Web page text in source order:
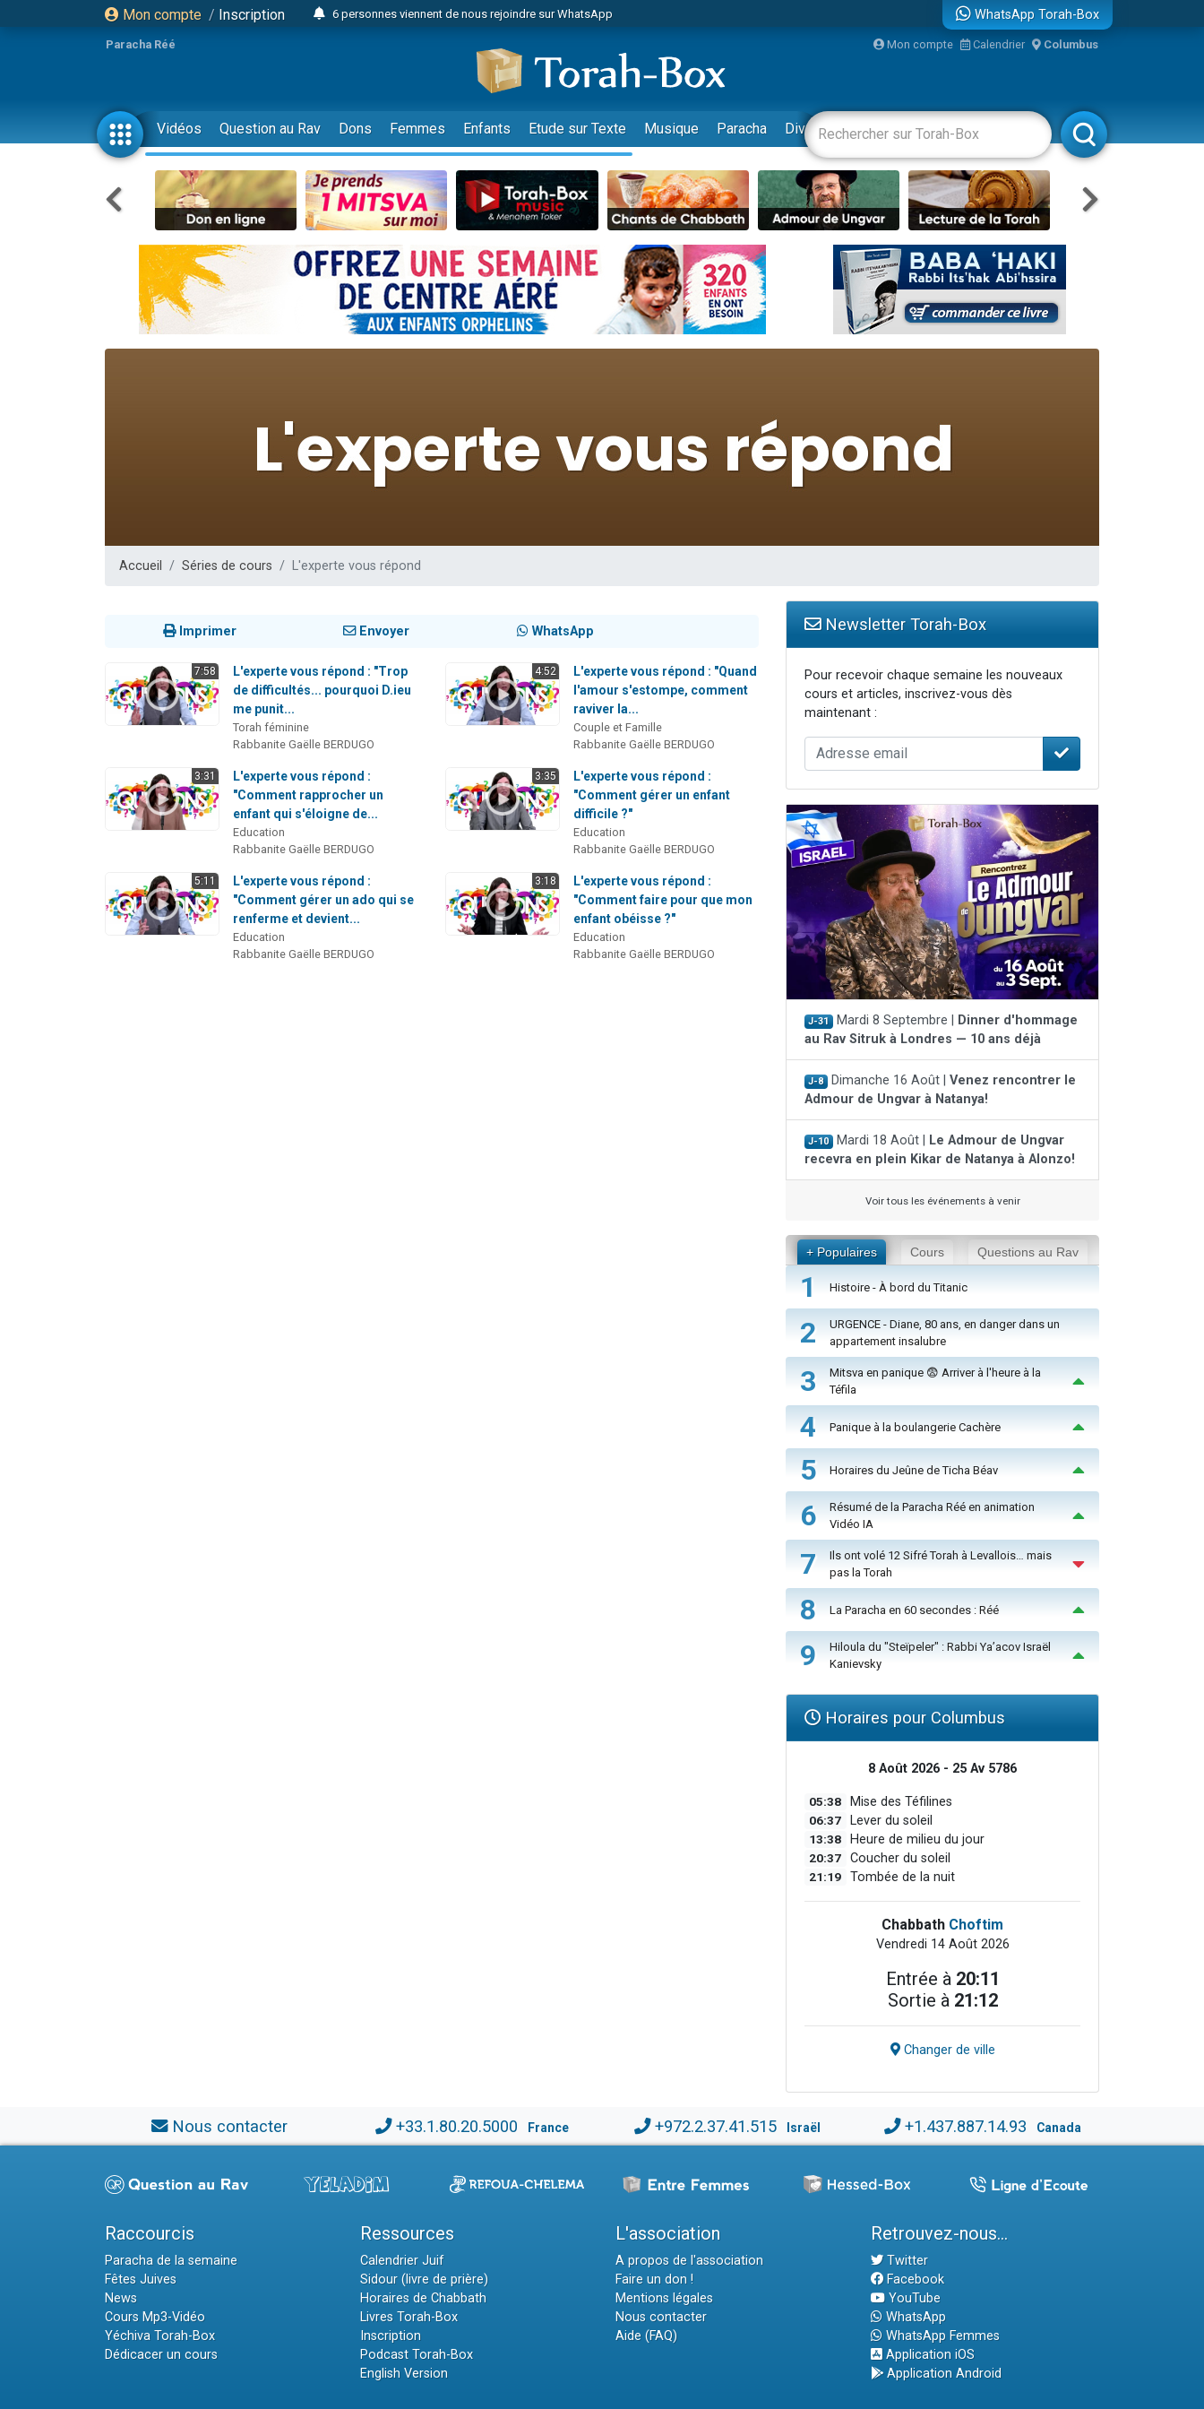
Mon compte / Inscription
6 personnes viennent de nous rejoindre sur WhatsApp
2 personnes viennent de faire un don pour 1 Journée de Vacances Pour les Enfants
17 personnes viennent de demander une bénédiction
4 personnes viennent de nous rejoindre sur WhatsApp
Il reste 49 places pour étudier en groupe sur Zoom
23 personnes viennent de faire un don pour Diane, 80 ans, dans un appartement insalubre
Eva vient de donner son Maasser
4 personnes viennent de nous rejoindre sur WhatsApp
3 personnes viennent de nous rejoindre sur WhatsApp
3 personnes viennent de faire un don pour 5 jours de vacances aux Orphelins
Odaya vient de donner son Maasser
13 personnes viennent de demander une bénédiction
12 nouvelles musiques dans Torah-Box Music
3 personnes viennent de nous rejoindre sur WhatsApp
WhatsApp Torah-Box
Paracha Réé Mon compte Calendrier Columbus
Vidéos Question au Rav Dons Femmes Enfants Etude sur Texte Musique Paracha Divertissements Livres Rabbanim
Accueil Séries de cours L'experte vous répond
Imprimer Envoyer WhatsApp
7:58
L'experte vous répond : "Trop
de difficultés... pourquoi D.ieu
me punit...
Torah féminine
Rabbanite Gaëlle BERDUGO
4:52
L'experte vous répond : "Quand
l'amour s'estompe, comment
raviver la...
Couple et Famille
Rabbanite Gaëlle BERDUGO
3:31
L'experte vous répond :
"Comment rapprocher un
enfant qui s'éloigne de...
Education
Rabbanite Gaëlle BERDUGO
3:35
L'experte vous répond :
"Comment gérer un enfant
difficile ?"
Education
Rabbanite Gaëlle BERDUGO
5:11
L'experte vous répond :
"Comment gérer un ado qui se
renferme et devient...
Education
Rabbanite Gaëlle BERDUGO
3:18
L'experte vous répond :
"Comment faire pour que mon
enfant obéisse ?"
Education
Rabbanite Gaëlle BERDUGO
Newsletter Torah-Box
Pour recevoir chaque semaine les nouveaux
cours et articles, inscrivez-vous dès
maintenant :
J-31 Mardi 8 Septembre |
Dinner d'hommage
au Rav Sitruk à Londres — 10 ans déjà
J-8 Dimanche 16 Août | Venez rencontrer le
Admour de Ungvar à Natanya!
J-10 Mardi 18 Août |
Le Admour de Ungvar
recevra en plein Kikar de Natanya à Alonzo!
Voir tous les événements à venir
+ Populaires Cours Questions au Rav
1 Histoire - À bord du Titanic
2
URGENCE - Diane, 80 ans, en danger dans un
appartement insalubre
3
Mitsva en panique 😨 Arriver à l'heure à la
Téfila
4 Panique à la boulangerie Cachère
5 Horaires du Jeûne de Ticha Béav
6
Résumé de la Paracha Réé en animation
Vidéo IA
7
Ils ont volé 12 Sifré Torah à Levallois… mais
pas la Torah
8 La Paracha en 60 secondes : Réé
9
Hiloula du "Steïpeler" : Rabbi Ya’acov Israël
Kanievsky
Horaires pour Columbus
8 Août 2026 - 25 Av 5786
05:38 Mise des Téfilines
06:37 Lever du soleil
13:38 Heure de milieu du jour
20:37 Coucher du soleil
21:19 Tombée de la nuit
Chabbath Choftim
Vendredi 14 Août 2026
Entrée à 20:11
Sortie à 21:12
Changer de ville
Nous contacter +33.1.80.20.5000 France +972.2.37.41.515 Israël +1.437.887.14.93 Canada
Raccourcis
Paracha de la semaine
Fêtes Juives
News
Cours Mp3-Vidéo
Yéchiva Torah-Box
Dédicacer un cours
Ressources
Calendrier Juif
Sidour (livre de prière)
Horaires de Chabbath
Livres Torah-Box
Inscription
Podcast Torah-Box
English Version
L'association
A propos de l'association
Faire un don !
Mentions légales
Nous contacter
Aide (FAQ)
Retrouvez-nous...
Twitter
Facebook
YouTube
WhatsApp
WhatsApp Femmes
Application iOS
Application Android